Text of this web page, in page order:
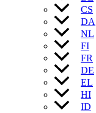
CS
DA
NL
FI
FR
DE
EL
HI
ID